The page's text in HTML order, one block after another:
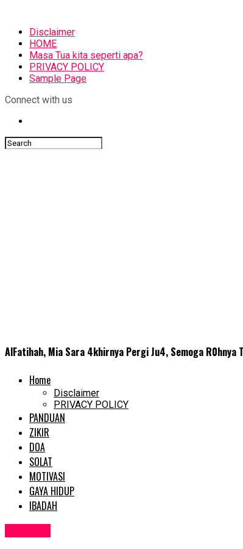
Disclaimer
HOME
Masa Tua kita seperti apa?
PRIVACY POLICY
Sample Page
Connect with us
AlFatihah, Mia Sara 4khirnya Pergi Ju4, Semoga R0hnya
Home
Disclaimer
PRIVACY POLICY
PANDUAN
ZIKIR
DOA
SOLAT
MOTIVASI
GAYA HIDUP
IBADAH